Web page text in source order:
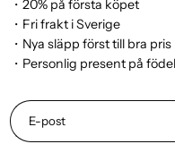
・20% på första köpet
・Fri frakt i Sverige
・Nya släpp först till bra pris
・Personlig present på